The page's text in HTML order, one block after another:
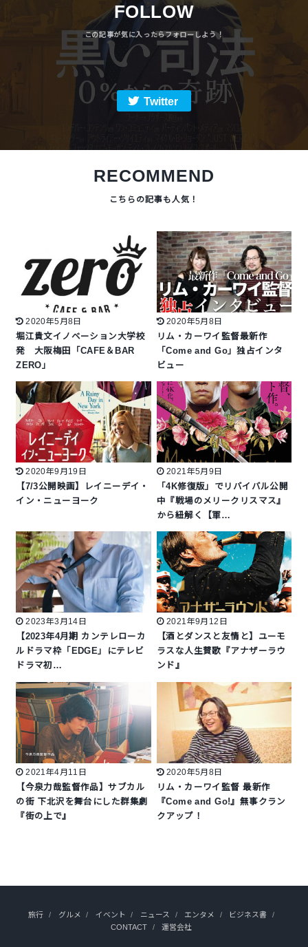
FOLLOW
Twitter
RECOMMEND
2020年5月8日
堀江貴文イノベーション大学校
発 大阪梅田「CAFE＆BAR
ZERO」
2020年5月8日
リム・カーワイ監督最新作
「Come and Go」独占インタ
ビュー
2020年9月19日
【7/3公開映画】レイニーデイ・
イン・ニューヨーク
2021年5月9日
「4K修復版」でリバイバル公開
中『戦場のメリークリスマス』
から紐解く【軍…
2023年3月14日
【2023年4月期 カンテレローカ
ルドラマ枠「EDGE」にテレビ
ドラマ初…
2021年9月12日
【酒とダンスと友情と】ユーモ
ラスな人生賛歌『アナザーラウ
ンド』
2021年4月11日
【今泉力哉監督作品】サブカル
の街 下北沢を舞台にした群集劇
『街の上で』
2020年5月8日
リム・カーワイ監督 最新作
『Come and Go!』無事クラン
クアップ！
旅行 グルメ イベント ニュース エンタメ
ビジネス書
CONTACT
運営会社